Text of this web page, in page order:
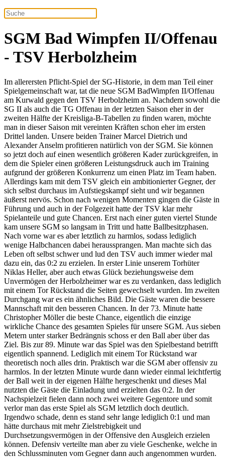
SGM Bad Wimpfen II/Offenau
- TSV Herbolzheim
Im allerersten Pflicht-Spiel der SG-Historie, in dem man Teil einer
Spielgemeinschaft war, tat die neue SGM BadWimpfen II/Offenau
am Kurwald gegen den TSV Herbolzheim an. Nachdem sowohl die
SG II als auch die TG Offenau in der letzten Saison eher in der
zweiten Hälfte der Kreisliga-B-Tabellen zu finden waren, möchte
man in dieser Saison mit vereinten Kräften schon eher im ersten
Drittel landen. Unsere beiden Trainer Marcel Dietrich und
Alexander Anselm profitieren natürlich von der SGM. Sie können
so jetzt doch auf einen wesentlich größeren Kader zurückgreifen, in
dem die Spieler einen größeren Leistungsdruck auch im Training
aufgrund der größeren Konkurrenz um einen Platz im Team haben.
Allerdings kam mit dem TSV gleich ein ambitionierter Gegner, der
sich selbst durchaus im Aufstiegskampf sieht und wir begannen
äußerst nervös. Schon nach wenigen Momenten gingen die Gäste in
Führung und auch in der Folgezeit hatte der TSV klar mehr
Spielanteile und gute Chancen. Erst nach einer guten viertel Stunde
kam unsere SGM so langsam in Tritt und hatte Ballbesitzphasen.
Nach vorne war es aber letztlich zu harmlos, sodass lediglich
wenige Halbchancen dabei heraussprangen. Man machte sich das
Leben oft selbst schwer und lud den TSV auch immer wieder mal
dazu ein, das 0:2 zu erzielen. In erster Linie unserem Torhüter
Niklas Heller, aber auch etwas Glück beziehungsweise dem
Unvermögen der Herbolzheimer war es zu verdanken, dass lediglich
mit einem Tor Rückstand die Seiten gewechselt wurden. Im zweiten
Durchgang war es ein ähnliches Bild. Die Gäste waren die bessere
Mannschaft mit den besseren Chancen. In der 73. Minute hatte
Christopher Möller die beste Chance, eigentlich die einzige
wirkliche Chance des gesamten Spieles für unsere SGM. Aus sieben
Metern unter starker Bedrängnis schoss er den Ball aber über das
Ziel. Bis zur 89. Minute war das Spiel was den Spielbestand betrifft
eigentlich spannend. Lediglich mit einem Tor Rückstand war
theoretisch noch alles drin. Praktisch war die SGM aber offensiv zu
harmlos. In der letzten Minute wurde dann wieder einmal leichtfertig
der Ball weit in der eigenen Hälfte hergeschenkt und dieses Mal
nutzten die Gäste die Einladung und erzielten das 0:2. In der
Nachspielzeit fielen dann noch zwei weitere Gegentore und somit
verlor man das erste Spiel als SGM letztlich doch deutlich.
Irgendwo schade, denn es stand sehr lange lediglich 0:1 und man
hätte durchaus mit mehr Zielstrebigkeit und
Durchsetzungsvermögen in der Offensive den Ausgleich erzielen
können. Defensiv verteilte man aber zu viele Geschenke, welche in
den Schlussminuten vom Gegner dann auch angenommen wurden.